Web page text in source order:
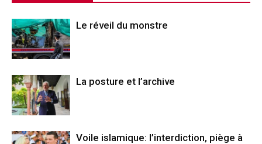
Le réveil du monstre
La posture et l’archive
Voile islamique: l’interdiction, piège à